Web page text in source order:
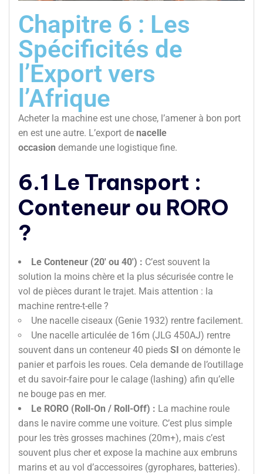
Chapitre 6 : Les
Spécificités de
l’Export vers
l’Afrique
Acheter la machine est une chose, l’amener à bon port
en est une autre. L’export de nacelle
occasion demande une logistique fine.
6.1 Le Transport :
Conteneur ou RORO
?
Le Conteneur (20′ ou 40′) : C’est souvent la
solution la moins chère et la plus sécurisée contre le
vol de pièces durant le trajet. Mais attention : la
machine rentre-t-elle ?
Une nacelle ciseaux (Genie 1932) rentre facilement.
Une nacelle articulée de 16m (JLG 450AJ) rentre
souvent dans un conteneur 40 pieds SI on démonte le
panier et parfois les roues. Cela demande de l’outillage
et du savoir-faire pour le calage (lashing) afin qu’elle
ne bouge pas en mer.
Le RORO (Roll-On / Roll-Off) : La machine roule
dans le navire comme une voiture. C’est plus simple
pour les très grosses machines (20m+), mais c’est
souvent plus cher et expose la machine aux embruns
marins et au vol d’accessoires (gyrophares, batteries).